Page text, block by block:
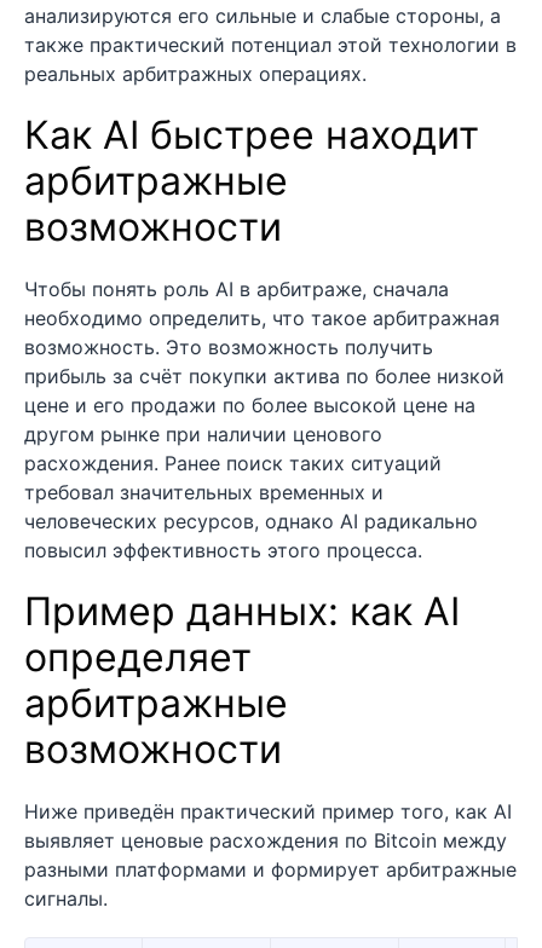
анализируются его сильные и слабые стороны, а
также практический потенциал этой технологии в
реальных арбитражных операциях.
Как AI быстрее находит
арбитражные
возможности
Чтобы понять роль AI в арбитраже, сначала
необходимо определить, что такое арбитражная
возможность. Это возможность получить
прибыль за счёт покупки актива по более низкой
цене и его продажи по более высокой цене на
другом рынке при наличии ценового
расхождения. Ранее поиск таких ситуаций
требовал значительных временных и
человеческих ресурсов, однако AI радикально
повысил эффективность этого процесса.
Пример данных: как AI
определяет
арбитражные
возможности
Ниже приведён практический пример того, как AI
выявляет ценовые расхождения по Bitcoin между
разными платформами и формирует арбитражные
сигналы.